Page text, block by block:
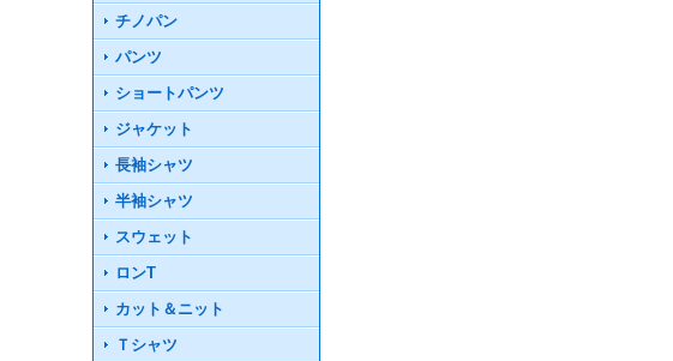
チノパン
パンツ
ショートパンツ
ジャケット
長袖シャツ
半袖シャツ
スウェット
ロンT
カット＆ニット
Ｔシャツ